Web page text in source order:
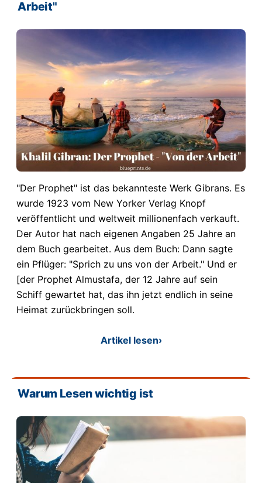
Arbeit"
"Der Prophet" ist das bekannteste Werk Gibrans. Es
wurde 1923 vom New Yorker Verlag Knopf
veröffentlicht und weltweit millionenfach verkauft.
Der Autor hat nach eigenen Angaben 25 Jahre an
dem Buch gearbeitet. Aus dem Buch: Dann sagte
ein Pflüger: "Sprich zu uns von der Arbeit." Und er
[der Prophet Almustafa, der 12 Jahre auf sein
Schiff gewartet hat, das ihn jetzt endlich in seine
Heimat zurückbringen soll.
Artikel lesen›
Warum Lesen wichtig ist